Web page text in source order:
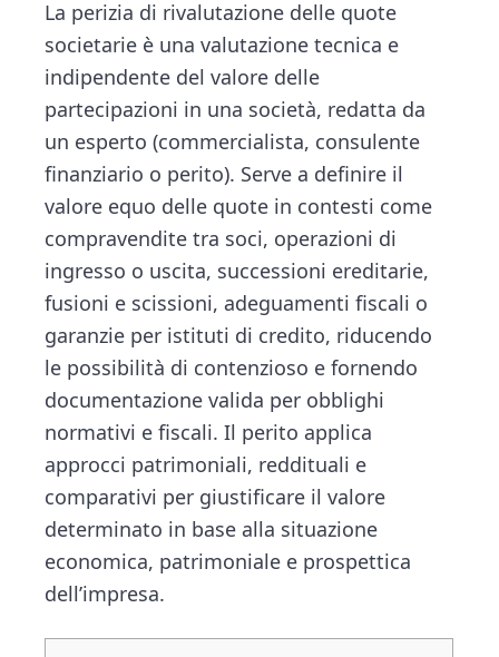
ce
b
o
ok
tt
er
e
dI
n
ai
l
n
di
vi
di
La perizia di rivalutazione delle quote
societarie è una valutazione tecnica e
indipendente del valore delle
partecipazioni in una società, redatta da
un esperto (commercialista, consulente
finanziario o perito). Serve a definire il
valore equo delle quote in contesti come
compravendite tra soci, operazioni di
ingresso o uscita, successioni ereditarie,
fusioni e scissioni, adeguamenti fiscali o
garanzie per istituti di credito, riducendo
le possibilità di contenzioso e fornendo
documentazione valida per obblighi
normativi e fiscali. Il perito applica
approcci patrimoniali, reddituali e
comparativi per giustificare il valore
determinato in base alla situazione
economica, patrimoniale e prospettica
dell’impresa.